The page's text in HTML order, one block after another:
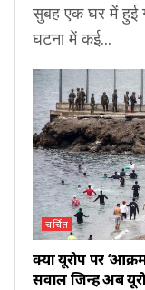
सुबह एक घर में हुई
घटना में कई...
चर्चित
क्या यूरोप पर
सवाल जिन्हें अब